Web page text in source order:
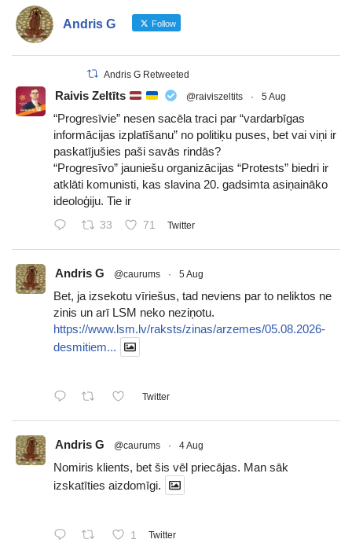
Andris G Follow
Andris G Retweeted
Raivis Zeltīts @raiviszeltits · 5 Aug
“Progresīvie” nesen sacēla traci par “vardarbīgas
informācijas izplatīšanu” no politiķu puses, bet vai viņi ir
paskatījušies paši savās rindās?
“Progresīvo” jauniešu organizācijas “Protests” biedri ir
atklāti komunisti, kas slavina 20. gadsimta asiņaināko
ideoloģiju. Tie ir
33 71 Twitter
Andris G @caurums · 5 Aug
Bet, ja izsekotu vīriešus, tad neviens par to neliktos ne
zinis un arī LSM neko neziņotu.
https://www.lsm.lv/raksts/zinas/arzemes/05.08.2026-
desmitiem...
Twitter
Andris G @caurums · 4 Aug
Nomiris klients, bet šis vēl priecājas. Man sāk
izskatīties aizdomīgi.
1 Twitter